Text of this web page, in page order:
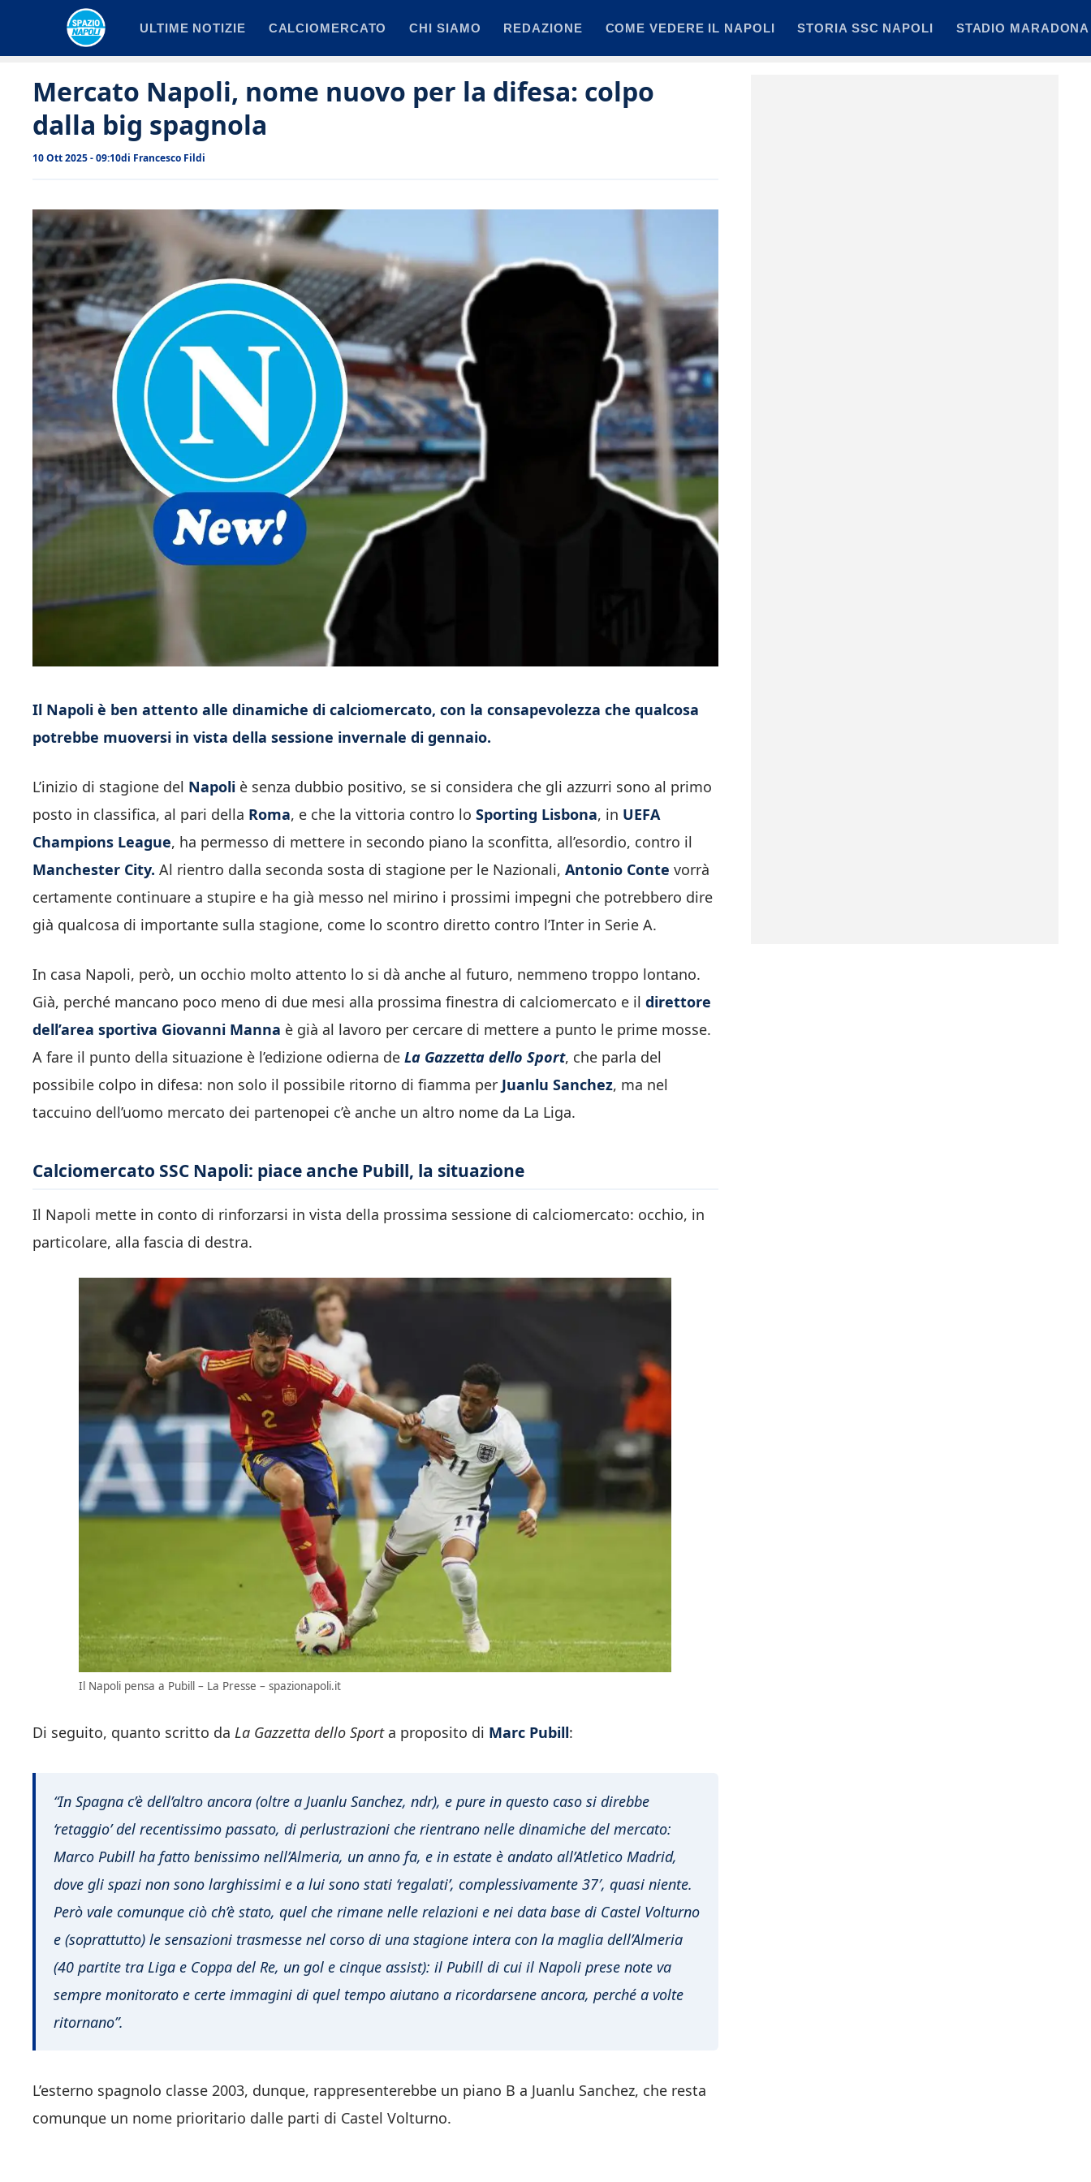
ULTIME NOTIZIE CALCIOMERCATO CHI SIAMO REDAZIONE COME VEDERE IL NAPOLI STORIA SSC NAPOLI STADIO MARADONA
Mercato Napoli, nome nuovo per la difesa: colpo
dalla big spagnola
10 Ott 2025 - 09:10di Francesco Fildi
Il Napoli è ben attento alle dinamiche di calciomercato, con la consapevolezza che qualcosa
potrebbe muoversi in vista della sessione invernale di gennaio.
L’inizio di stagione del Napoli è senza dubbio positivo, se si considera che gli azzurri sono al primo
posto in classifica, al pari della Roma, e che la vittoria contro lo Sporting Lisbona, in UEFA
Champions League, ha permesso di mettere in secondo piano la sconfitta, all’esordio, contro il
Manchester City. Al rientro dalla seconda sosta di stagione per le Nazionali, Antonio Conte vorrà
certamente continuare a stupire e ha già messo nel mirino i prossimi impegni che potrebbero dire
già qualcosa di importante sulla stagione, come lo scontro diretto contro l’Inter in Serie A.
In casa Napoli, però, un occhio molto attento lo si dà anche al futuro, nemmeno troppo lontano.
Già, perché mancano poco meno di due mesi alla prossima finestra di calciomercato e il direttore
dell’area sportiva Giovanni Manna è già al lavoro per cercare di mettere a punto le prime mosse.
A fare il punto della situazione è l’edizione odierna de La Gazzetta dello Sport, che parla del
possibile colpo in difesa: non solo il possibile ritorno di fiamma per Juanlu Sanchez, ma nel
taccuino dell’uomo mercato dei partenopei c’è anche un altro nome da La Liga.
Calciomercato SSC Napoli: piace anche Pubill, la situazione
Il Napoli mette in conto di rinforzarsi in vista della prossima sessione di calciomercato: occhio, in
particolare, alla fascia di destra.
Il Napoli pensa a Pubill – La Presse – spazionapoli.it
Di seguito, quanto scritto da La Gazzetta dello Sporta proposito di Marc Pubill:
“In Spagna c’è dell’altro ancora (oltre a Juanlu Sanchez, ndr), e pure in questo caso si direbbe
‘retaggio’ del recentissimo passato, di perlustrazioni che rientrano nelle dinamiche del mercato:
Marco Pubill ha fatto benissimo nell’Almeria, un anno fa, e in estate è andato all’Atletico Madrid,
dove gli spazi non sono larghissimi e a lui sono stati ‘regalati’, complessivamente 37′, quasi niente.
Però vale comunque ciò ch’è stato, quel che rimane nelle relazioni e nei data base di Castel Volturno
e (soprattutto) le sensazioni trasmesse nel corso di una stagione intera con la maglia dell’Almeria
(40 partite tra Liga e Coppa del Re, un gol e cinque assist): il Pubill di cui il Napoli prese note va
sempre monitorato e certe immagini di quel tempo aiutano a ricordarsene ancora, perché a volte
ritornano”.
L’esterno spagnolo classe 2003, dunque, rappresenterebbe un piano B a Juanlu Sanchez, che resta
comunque un nome prioritario dalle parti di Castel Volturno.